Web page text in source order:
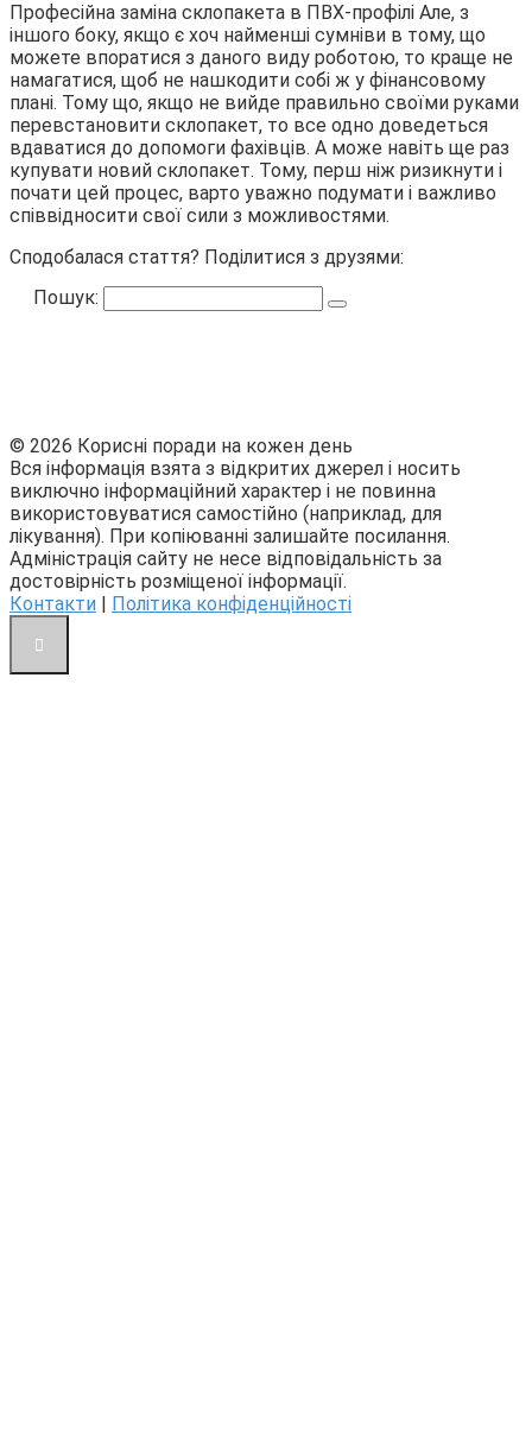
Професійна заміна склопакета в ПВХ-профілі Але, з
іншого боку, якщо є хоч найменші сумніви в тому, що
можете впоратися з даного виду роботою, то краще не
намагатися, щоб не нашкодити собі ж у фінансовому
плані. Тому що, якщо не вийде правильно своїми руками
перевстановити склопакет, то все одно доведеться
вдаватися до допомоги фахівців. А може навіть ще раз
купувати новий склопакет. Тому, перш ніж ризикнути і
почати цей процес, варто уважно подумати і важливо
співвідносити свої сили з можливостями.
Сподобалася стаття? Поділитися з друзями:
Пошук:
© 2026 Корисні поради на кожен день
Вся інформація взята з відкритих джерел і носить
виключно інформаційний характер і не повинна
використовуватися самостійно (наприклад, для
лікування). При копіюванні залишайте посилання.
Адміністрація сайту не несе відповідальність за
достовірність розміщеної інформації.
Контакти | Політика конфіденційності